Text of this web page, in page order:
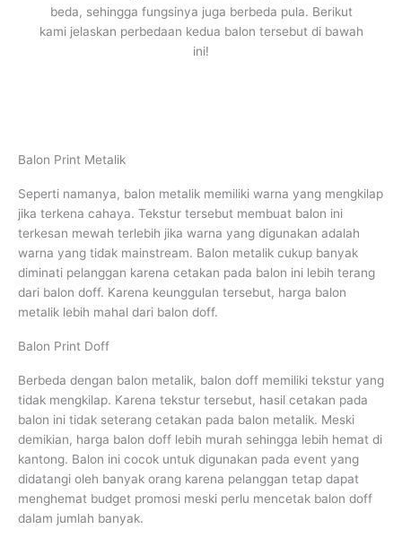
beda, sehingga fungsinya juga berbeda pula. Berikut
kami jelaskan perbedaan kedua balon tersebut di bawah
ini!
Balon Print Metalik
Seperti namanya, balon metalik memiliki warna yang mengkilap
jika terkena cahaya. Tekstur tersebut membuat balon ini
terkesan mewah terlebih jika warna yang digunakan adalah
warna yang tidak mainstream. Balon metalik cukup banyak
diminati pelanggan karena cetakan pada balon ini lebih terang
dari balon doff. Karena keunggulan tersebut, harga balon
metalik lebih mahal dari balon doff.
Balon Print Doff
Berbeda dengan balon metalik, balon doff memiliki tekstur yang
tidak mengkilap. Karena tekstur tersebut, hasil cetakan pada
balon ini tidak seterang cetakan pada balon metalik. Meski
demikian, harga balon doff lebih murah sehingga lebih hemat di
kantong. Balon ini cocok untuk digunakan pada event yang
didatangi oleh banyak orang karena pelanggan tetap dapat
menghemat budget promosi meski perlu mencetak balon doff
dalam jumlah banyak.